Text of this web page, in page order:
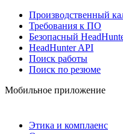
Производственный
Требования к ПО
Безопасный
HeadHunter API
Поиск работы
Поиск по резюме
Мобильное приложение
Этика и комплаенс